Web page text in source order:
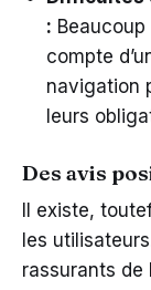
:
compte
navigation
leurs
Des avis
Il existe,
les
rassurants de